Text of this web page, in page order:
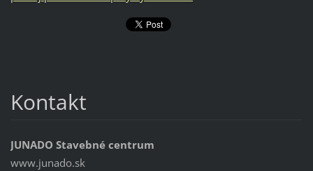
Kontakt
JUNADO Stavebné centrum
www.junado.sk